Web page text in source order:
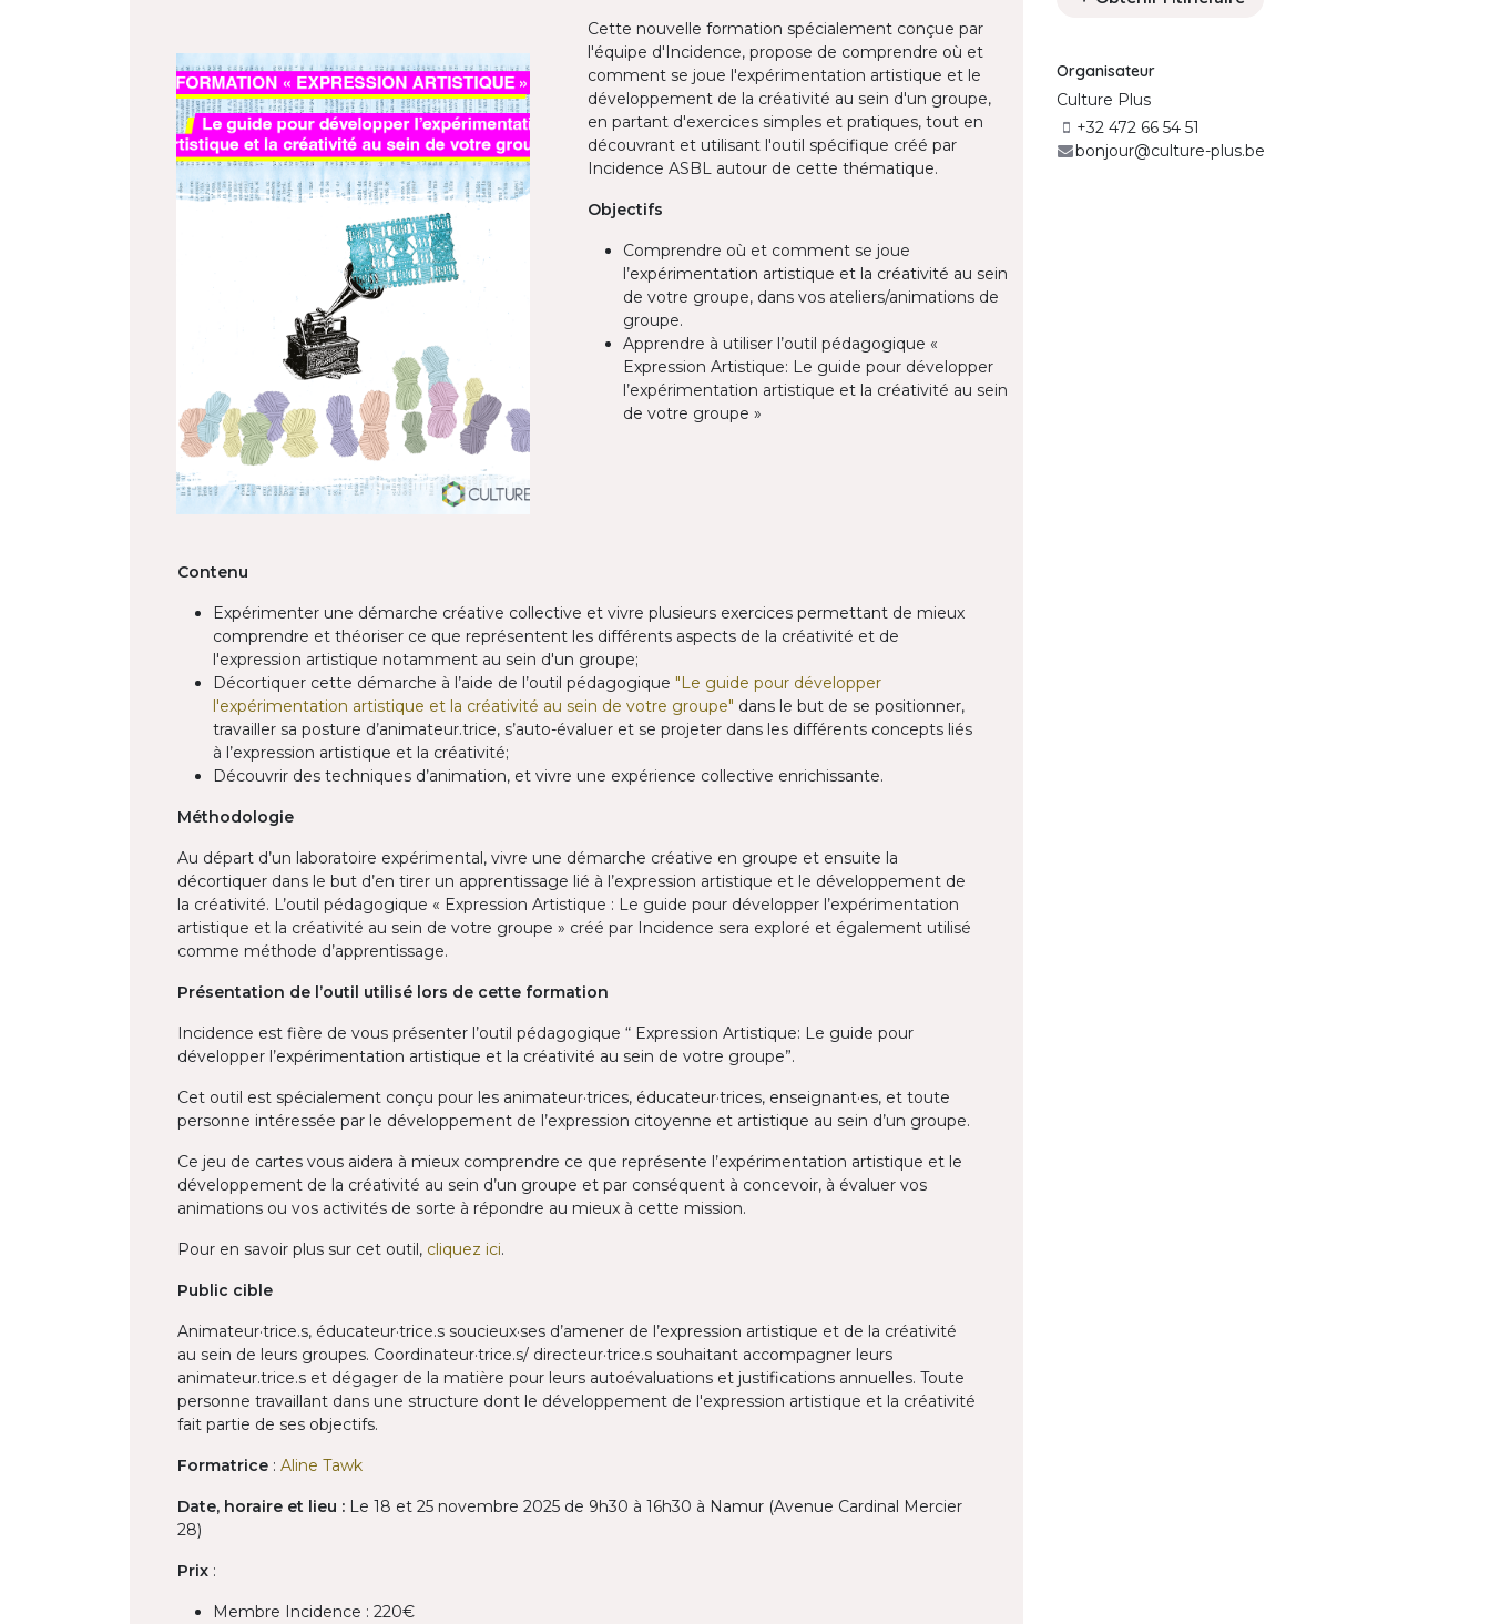
Cette nouvelle formation spécialement conçue par
l'équipe d'Incidence, propose de comprendre où et
comment se joue l'expérimentation artistique et le
développement de la créativité au sein d'un groupe,
en partant d'exercices simples et pratiques, tout en
découvrant et utilisant l'outil spécifique créé par
Incidence ASBL autour de cette thématique.
Objectifs
Comprendre où et comment se joue
l’expérimentation artistique et la créativité au sein
de votre groupe, dans vos ateliers/animations de
groupe.
Apprendre à utiliser l’outil pédagogique «
Expression Artistique: Le guide pour développer
l’expérimentation artistique et la créativité au sein
de votre groupe »
Contenu
Expérimenter une démarche créative collective et vivre plusieurs exercices permettant de mieux
comprendre et théoriser ce que représentent les différents aspects de la créativité et de
l'expression artistique notamment au sein d'un groupe;
Décortiquer cette démarche à l’aide de l’outil pédagogique "Le guide pour développer
l'expérimentation artistique et la créativité au sein de votre groupe" dans le but de se positionner,
travailler sa posture d’animateur.trice, s’auto-évaluer et se projeter dans les différents concepts liés
à l’expression artistique et la créativité;
Découvrir des techniques d’animation, et vivre une expérience collective enrichissante.
Méthodologie
Au départ d’un laboratoire expérimental, vivre une démarche créative en groupe et ensuite la
décortiquer dans le but d’en tirer un apprentissage lié à l’expression artistique et le développement de
la créativité. L’outil pédagogique « Expression Artistique : Le guide pour développer l’expérimentation
artistique et la créativité au sein de votre groupe » créé par Incidence sera exploré et également utilisé
comme méthode d’apprentissage.​
Présentation de l’outil utilisé lors de cette formation
Incidence est fière de vous présenter l’outil pédagogique “ Expression Artistique: Le guide pour
développer l’expérimentation artistique et la créativité au sein de votre groupe”.
Cet outil est spécialement conçu pour les animateur·trices, éducateur·trices, enseignant·es, et toute
personne intéressée par le développement de l’expression citoyenne et artistique au sein d’un groupe.
Ce jeu de cartes vous aidera à mieux comprendre ce que représente l’expérimentation artistique et le
développement de la créativité au sein d’un groupe et par conséquent à concevoir, à évaluer vos
animations ou vos activités de sorte à répondre au mieux à cette mission.
Pour en savoir plus sur cet outil, cliquez ici.
Public cible
Animateur·trice.s, éducateur·trice.s soucieux·ses d’amener de l’expression artistique et de la créativité
au sein de leurs groupes. Coordinateur·trice.s/ directeur·trice.s souhaitant accompagner leurs
animateur.trice.s et dégager de la matière pour leurs autoévaluations et justifications annuelles. Toute
personne travaillant dans une structure dont le développement de l'expression artistique et la créativité
fait partie de ses objectifs.
Formatrice : Aline Tawk
Date, horaire et lieu : Le 18 et 25 novembre 2025 de 9h30 à 16h30 à Namur (Avenue Cardinal Mercier
28)
Prix :
Membre Incidence : 220€
Organisateur
Culture Plus
+32 472 66 54 51
bonjour@culture-plus.be